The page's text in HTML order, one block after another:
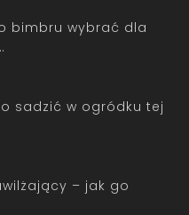
bimbru wybrać dla
sadzić w ogródku tej
– jak go